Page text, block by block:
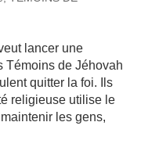
lancer une
Témoins de Jéhovah
quitter la foi. Ils
religieuse utilise le
les gens,